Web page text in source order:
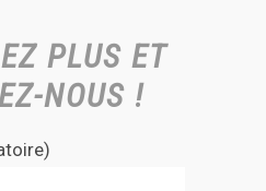
PLUS ET
NOUS !